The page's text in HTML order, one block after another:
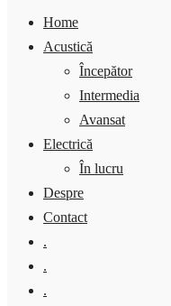
Home
Acustică
Începător
Intermedia
Avansat
Electrică
În lucru
Despre
Contact
.
.
.